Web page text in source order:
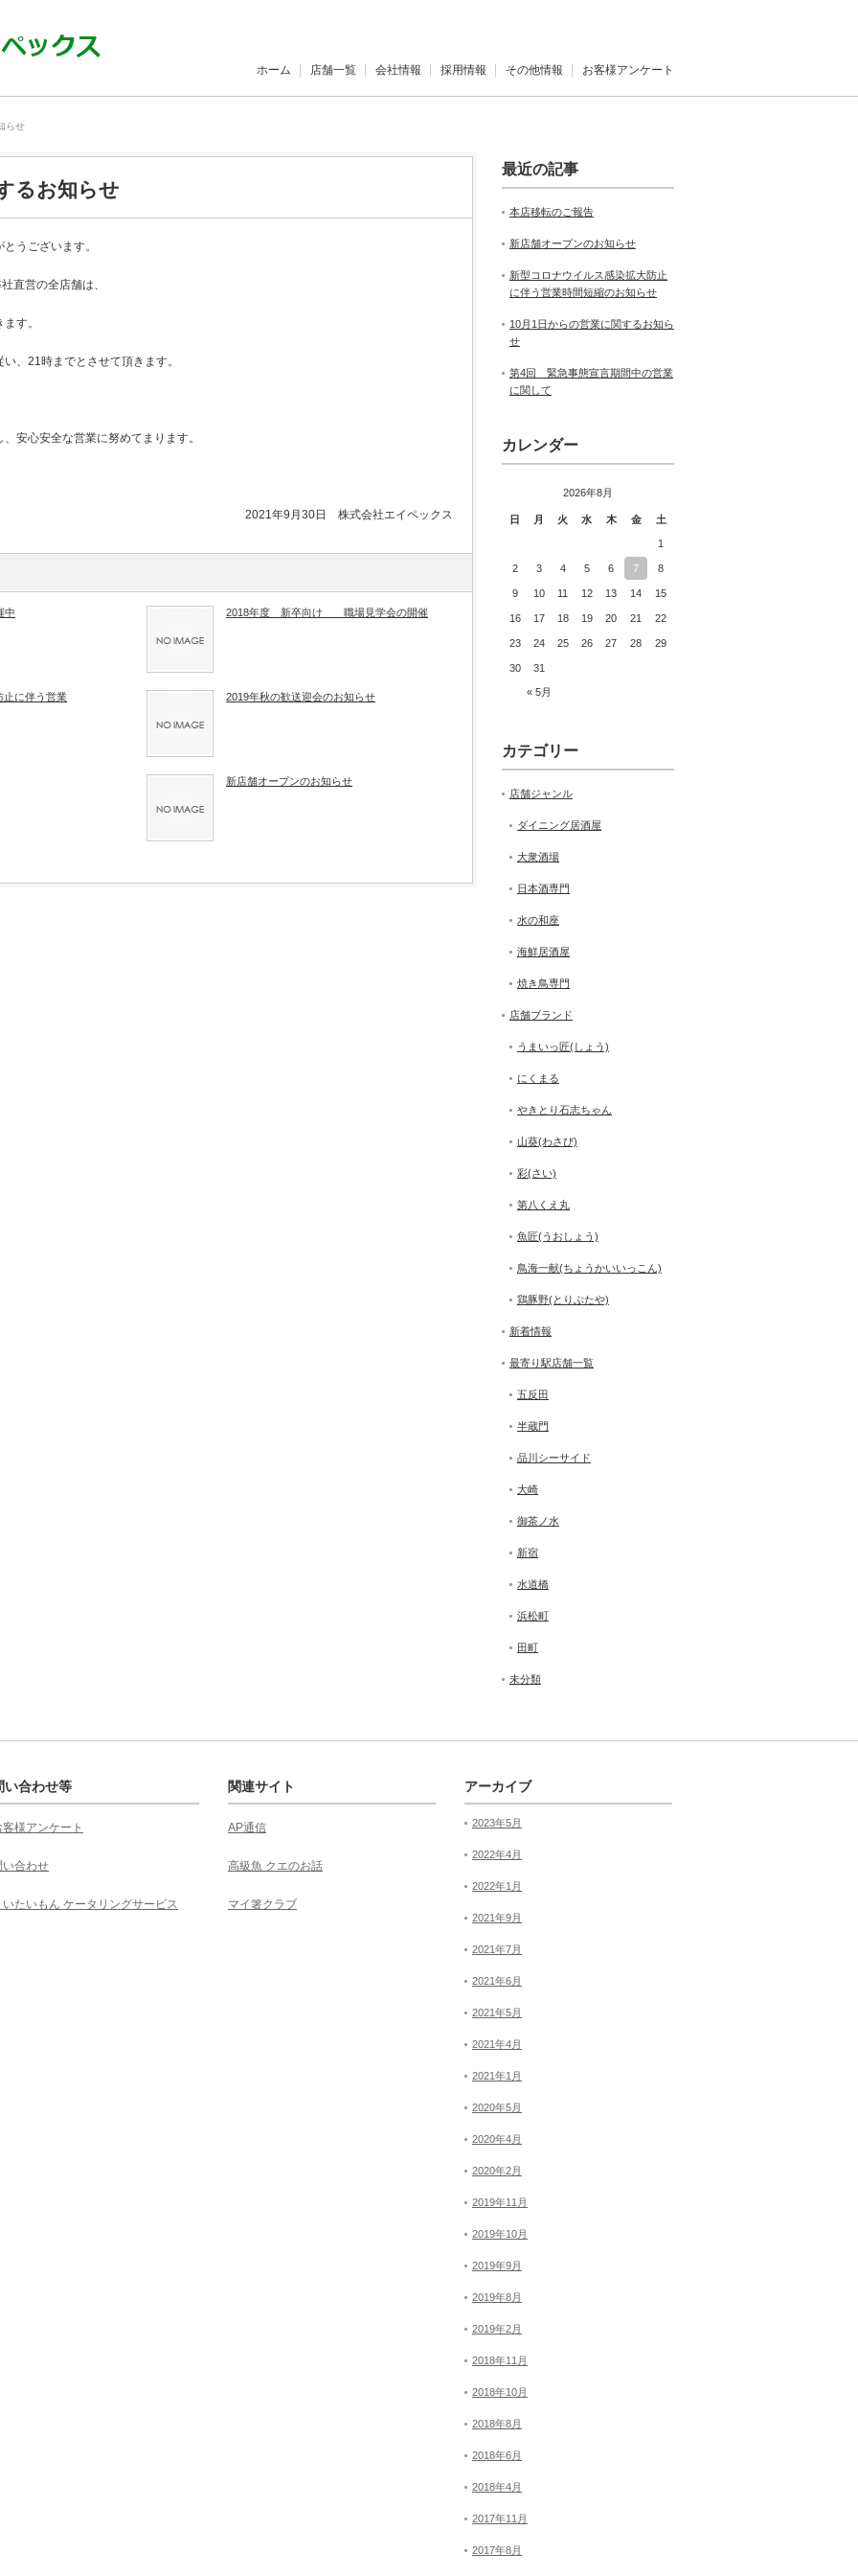
ホーム 店舗一覧 会社情報 採用情報 その他情報 お客様アンケート
らせ
るお知らせ
うございます。
直営の全店舗は、
す。
、21時までとさせて頂きます。
安心安全な営業に努めてまります。
2021年9月30日 株式会社エイペックス
中 2018年度 新卒向け 職場見学会の開催
止に伴う営業
2019年秋の歓送迎会のお知らせ
新店舗オープンのお知らせ
最近の記事
本店移転のご報告
新店舗オープンのお知らせ
新型コロナウイルス感染拡大防止
に伴う営業時間短縮のお知らせ
10月1日からの営業に関するお知ら
せ
第4回 緊急事態宣言期間中の営業
に関して
カレンダー
2026年8月
日 月 火 水 木 金 土
« 5月
1
2 3 4 5 6 7 8
9 10 11 12 13 14 15
16 17 18 19 20 21 22
23 24 25 26 27 28 29
30 31
カテゴリー
店舗ジャンル
ダイニング居酒屋
大衆酒場
日本酒専門
水の和座
海鮮居酒屋
焼き鳥専門
店舗ブランド
うまいっ匠(しょう)
にくまる
やきとり石志ちゃん
山葵(わさび)
彩(さい)
第八くえ丸
魚匠(うおしょう)
鳥海一献(ちょうかいいっこん)
鶏豚野(とりぶたや)
新着情報
最寄り駅店舗一覧
五反田
半蔵門
品川シーサイド
大崎
御茶ノ水
新宿
水道橋
浜松町
田町
未分類
い合わせ等
客様アンケート
い合わせ
いたいもん ケータリングサービス
関連サイト
AP通信
高級魚 クエのお話
マイ箸クラブ
アーカイブ
2023年5月
2022年4月
2022年1月
2021年9月
2021年7月
2021年6月
2021年5月
2021年4月
2021年1月
2020年5月
2020年4月
2020年2月
2019年11月
2019年10月
2019年9月
2019年8月
2019年2月
2018年11月
2018年10月
2018年8月
2018年6月
2018年4月
2017年11月
2017年8月